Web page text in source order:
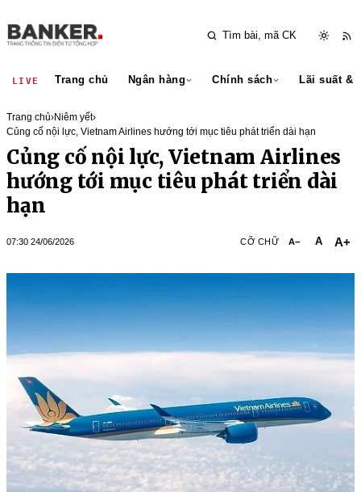
LIVE Trang chủ Ngân hàng Chính sách Lãi suất &
Trang chủ›Niêm yết›
Củng cố nội lực, Vietnam Airlines hướng tới mục tiêu phát triển dài hạn
Củng cố nội lực, Vietnam Airlines
hướng tới mục tiêu phát triển dài
hạn
07:30 24/06/2026 CỠ CHỮ A− A A+